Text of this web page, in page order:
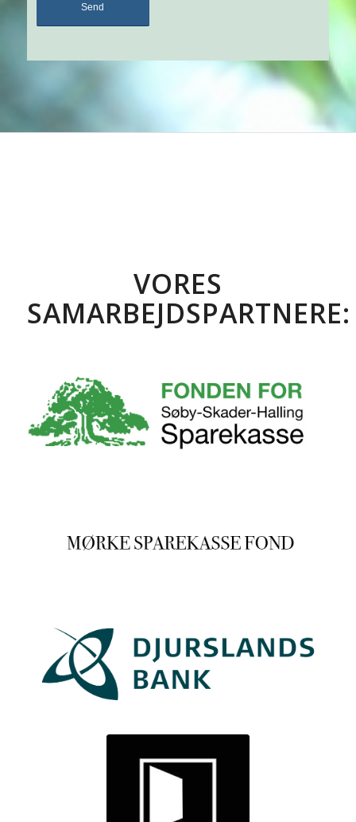
VORES
SAMARBEJDSPARTNERE: